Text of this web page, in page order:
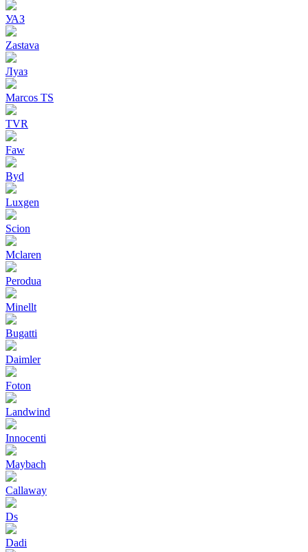
УАЗ
Zastava
Луаз
Marcos TS
TVR
Faw
Byd
Luxgen
Scion
Mclaren
Perodua
Minellt
Bugatti
Daimler
Foton
Landwind
Innocenti
Maybach
Callaway
Ds
Dadi